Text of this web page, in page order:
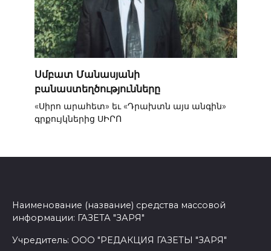
Սմբատ Մանասյանի
բանաստեղծությունները
«Սիրո արահետ» եւ «Դրախտն այս անգին»
գրքույկներից ՍԻՐՈ
Наименование (название) средства массовой
информации: ГАЗЕТА "ЗАРЯ"
Учредитель: ООО "РЕДАКЦИЯ ГАЗЕТЫ "ЗАРЯ"